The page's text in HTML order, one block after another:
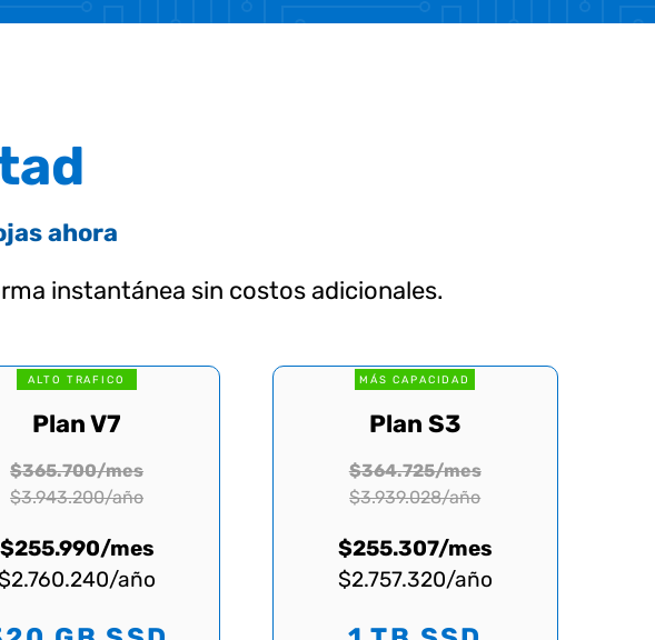
ahora
instantánea sin costos adicionales.
ALTO TRAFICO
Plan V7
$365.700/mes
$3.943.200/año
$255.990/mes
año
MÁS CAPACIDAD
Plan S3
$364.725/mes
$3.939.028/año
$255.307/mes
$2.757.320/año